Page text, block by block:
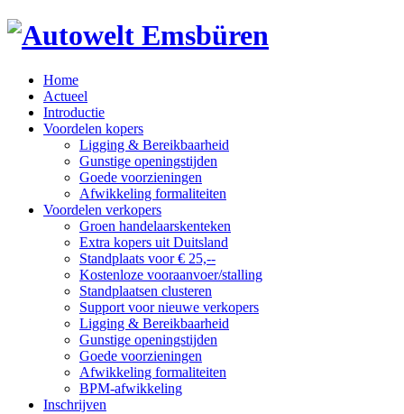
Home
Actueel
Introductie
Voordelen kopers
Ligging & Bereikbaarheid
Gunstige openingstijden
Goede voorzieningen
Afwikkeling formaliteiten
Voordelen verkopers
Groen handelaarskenteken
Extra kopers uit Duitsland
Standplaats voor € 25,--
Kostenloze vooraanvoer/stalling
Standplaatsen clusteren
Support voor nieuwe verkopers
Ligging & Bereikbaarheid
Gunstige openingstijden
Goede voorzieningen
Afwikkeling formaliteiten
BPM-afwikkeling
Inschrijven